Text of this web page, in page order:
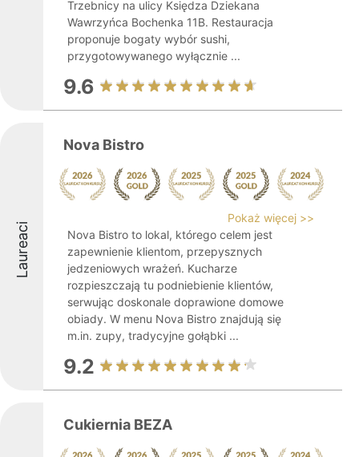
Trzebnicy na ulicy Księdza Dziekana
Wawrzyńca Bochenka 11B. Restauracja
proponuje bogaty wybór sushi,
przygotowywanego wyłącznie ...
9.6
Laureaci
Nova Bistro
Pokaż więcej >>
Nova Bistro to lokal, którego celem jest
zapewnienie klientom, przepysznych
jedzeniowych wrażeń. Kucharze
rozpieszczają tu podniebienie klientów,
serwując doskonale doprawione domowe
obiady. W menu Nova Bistro znajdują się
m.in. zupy, tradycyjne gołąbki ...
9.2
Cukiernia BEZA